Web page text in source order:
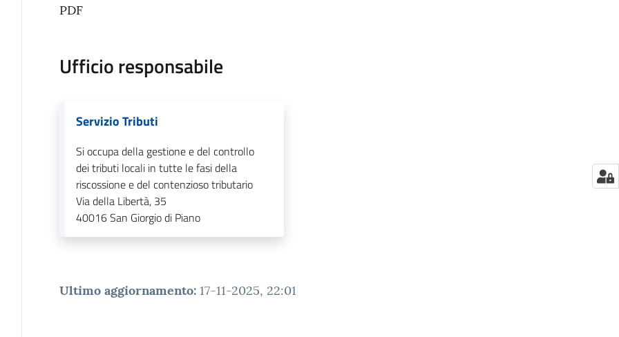
PDF
Ufficio responsabile
Servizio Tributi
Si occupa della gestione e del controllo
dei tributi locali in tutte le fasi della
riscossione e del contenzioso tributario
Via della Libertà, 35
40016San Giorgio di Piano
Ultimo aggiornamento: 17-11-2025, 22:01